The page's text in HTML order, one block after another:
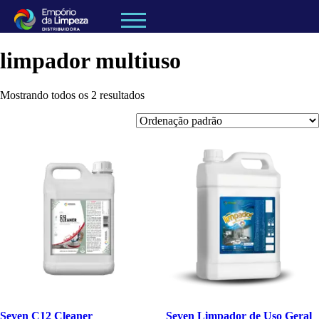
limpador multiuso
Mostrando todos os 2 resultados
Seven C12 Cleaner Seven Limpador de Uso Geral